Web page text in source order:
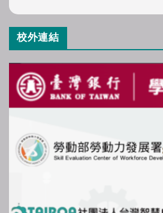
校外連結